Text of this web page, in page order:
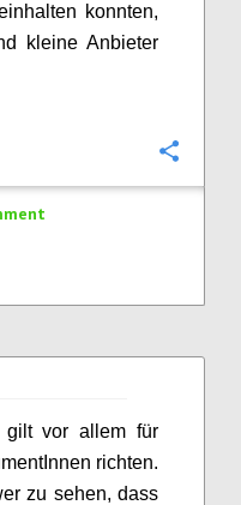
konnten,
kleine Anbieter
gilt vor allem für
richten.
zu sehen, dass